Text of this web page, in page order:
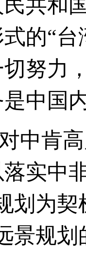
共和
的“
努力
中国
对中肯
实中
划为
景规